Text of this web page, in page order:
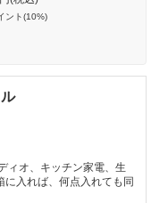
ント(10%)
ィオ、キッチン家電、生
入れば、何点入れても同